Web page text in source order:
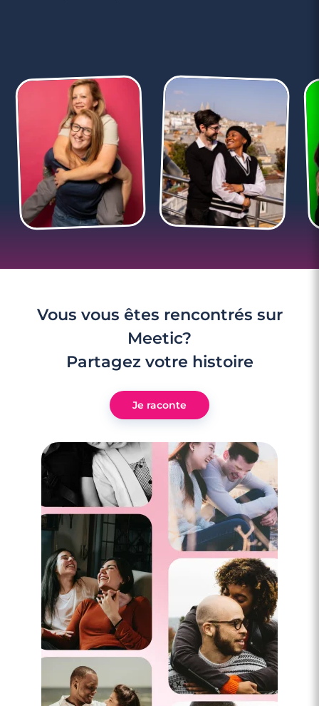
2 minutes
Séduction : les 5 secrets d’un coup de
téléphone réussi
Fêtes de fin d’année : comment se mettre
en valeur quand on est un homme ?
Vous vous êtes rencontrés sur
Meetic?
Partagez votre histoire
Je raconte